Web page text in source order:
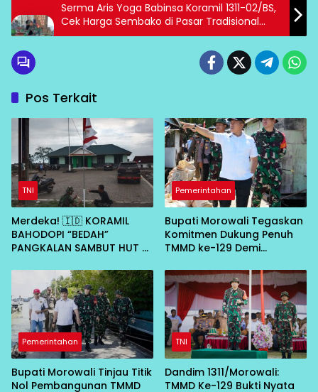
Serma Aris Yoga Babinsa Koramil 1311-02/BS,
Cek Harga Sembako di Pasar Tradisional
Bete- Bete
Pos Terkait
TNI
Merdeka! 🇮🇩 KORAMIL
BAHODOPI “BEDAH”
PANGKALAN SAMBUT HUT RI
Pemerintahan
Bupati Morowali Tegaskan
Komitmen Dukung Penuh
TMMD ke-129 Demi
Desa
Pemerintahan
Bupati Morowali Tinjau Titik
Nol Pembangunan TMMD
TNI
Dandim 1311/Morowali:
TMMD Ke-129 Bukti Nyata